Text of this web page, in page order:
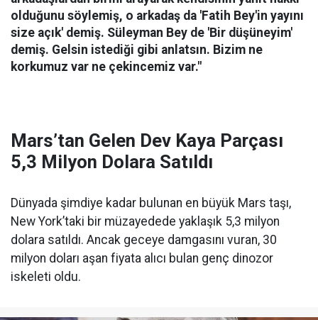
olduğunu söylemiş, o arkadaş da 'Fatih Bey'in yayını
size açık' demiş. Süleyman Bey de 'Bir düşüneyim'
demiş. Gelsin istediği gibi anlatsın. Bizim ne
korkumuz var ne çekincemiz var."
Mars’tan Gelen Dev Kaya Parçası
5,3 Milyon Dolara Satıldı
Dünyada şimdiye kadar bulunan en büyük Mars taşı,
New York’taki bir müzayedede yaklaşık 5,3 milyon
dolara satıldı. Ancak geceye damgasını vuran, 30
milyon doları aşan fiyata alıcı bulan genç dinozor
iskeleti oldu.